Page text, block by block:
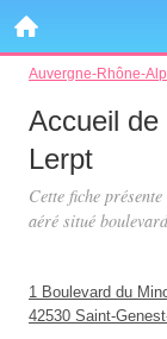
Auvergne-Rhône-
Accueil
Lerpt
Cette fiche
aéré situé
1 Boulevard du
42530 Saint-